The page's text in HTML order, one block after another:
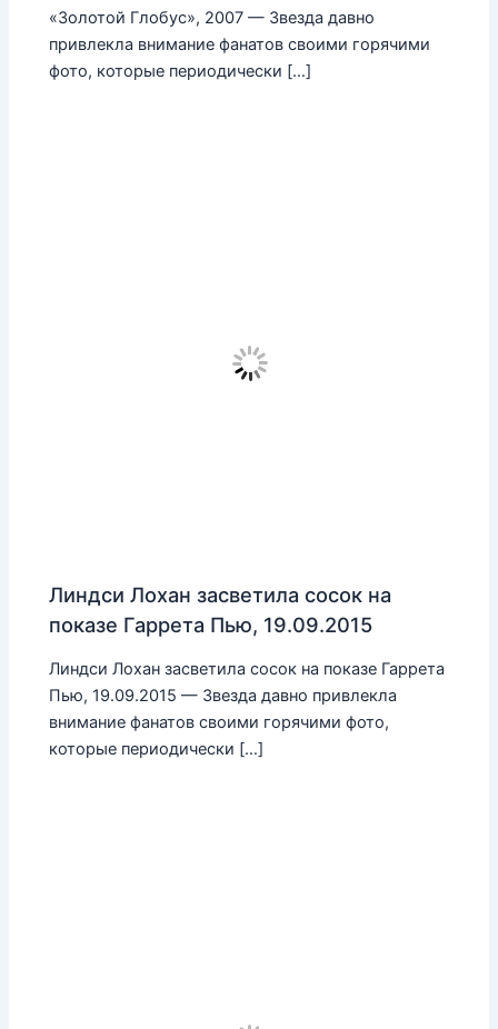
«Золотой Глобус», 2007 — Звезда давно
привлекла внимание фанатов своими горячими
фото, которые периодически […]
Линдси Лохан засветила сосок на
показе Гаррета Пью, 19.09.2015
Линдси Лохан засветила сосок на показе Гаррета
Пью, 19.09.2015 — Звезда давно привлекла
внимание фанатов своими горячими фото,
которые периодически […]